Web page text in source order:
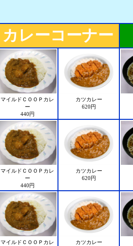
カレーコーナー
マイルドＣＯＯＰカレ
ー
440円
カツカレー
620円
マイルドＣＯＯＰカレ
ー
440円
カツカレー
620円
マイルドＣＯＯＰカレ
カツカレー